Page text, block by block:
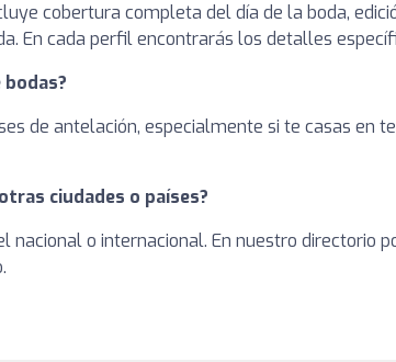
cobertura completa del día de la boda,
En cada perfil encontrarás los detalles
de antelación, especialmente si te casas en
ciudades o países?
o internacional. En nuestro directorio